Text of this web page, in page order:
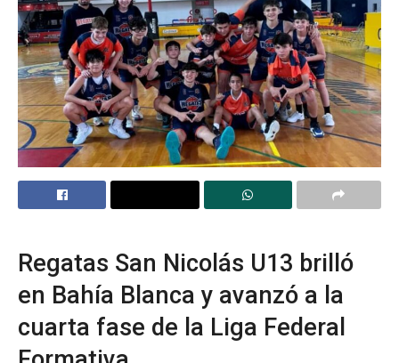
Regatas San Nicolás U13 brilló
en Bahía Blanca y avanzó a la
cuarta fase de la Liga Federal